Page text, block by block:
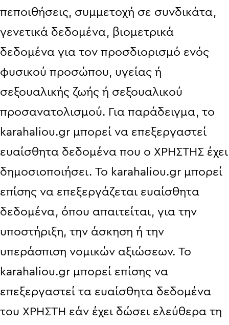
πεποιθήσεις, συμμετοχή σε συνδικάτα,
γενετικά δεδομένα, βιομετρικά
δεδομένα για τον προσδιορισμό ενός
φυσικού προσώπου, υγείας ή
σεξουαλικής ζωής ή σεξουαλικού
προσανατολισμού. Για παράδειγμα, το
karahaliou.gr μπορεί να επεξεργαστεί
ευαίσθητα δεδομένα που ο ΧΡΗΣΤΗΣ έχει
δημοσιοποιήσει. Το karahaliou.gr μπορεί
επίσης να επεξεργάζεται ευαίσθητα
δεδομένα, όπου απαιτείται, για την
υποστήριξη, την άσκηση ή την
υπεράσπιση νομικών αξιώσεων. Το
karahaliou.gr μπορεί επίσης να
επεξεργαστεί τα ευαίσθητα δεδομένα
του ΧΡΗΣΤΗ εάν έχει δώσει ελεύθερα τη